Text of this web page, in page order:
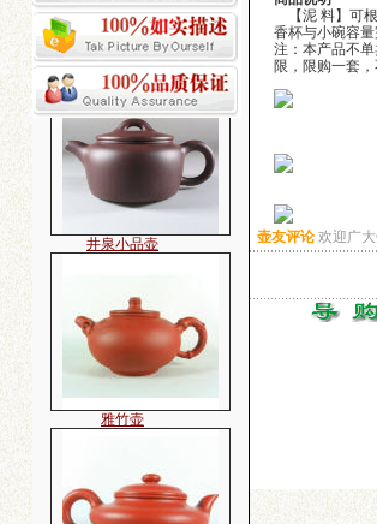
子冶石瓢小品
井泉小品壶
雅竹壶
【泥 料】可根
香杯与小碗容量
注：本产品不
限，限购一套
壶友评论 欢迎广